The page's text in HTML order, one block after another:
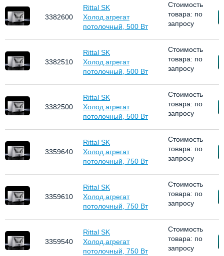
3382600
Rittal SK
Холод.агрегат
потолочный, 500 Вт
Стоимость
товара: по
запросу
3382510
Rittal SK
Холод.агрегат
потолочный, 500 Вт
Стоимость
товара: по
запросу
3382500
Rittal SK
Холод.агрегат
потолочный, 500 Вт
Стоимость
товара: по
запросу
3359640
Rittal SK
Холод.агрегат
потолочный, 750 Вт
Стоимость
товара: по
запросу
3359610
Rittal SK
Холод.агрегат
потолочный, 750 Вт
Стоимость
товара: по
запросу
3359540
Rittal SK
Холод.агрегат
потолочный, 750 Вт
Стоимость
товара: по
запросу